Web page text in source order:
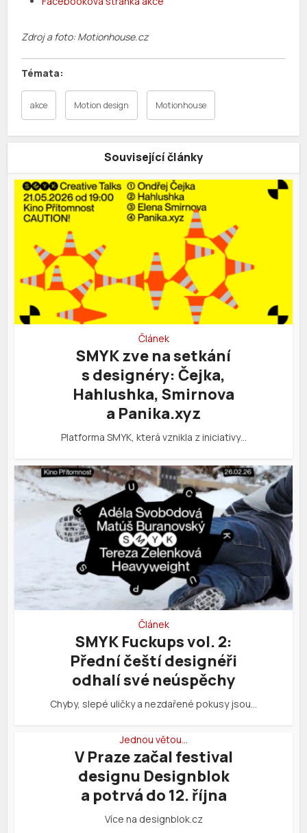
Zdroj a foto: Motionhouse.cz
akce Motion design Motionhouse
Související články
Článek
SMYK zve na setkání
s designéry: Čejka,
Hahlushka, Smirnova
a Panika.xyz
Platforma SMYK, která vznikla z iniciativy…
Článek
SMYK Fuckups vol. 2:
Přední čeští designéři
odhalí své neúspěchy
Chyby, slepé uličky a nezdařené pokusy jsou…
Jednou větou…
V Praze začal festival
designu Designblok
a potrvá do 12. října
Více na designblok.cz